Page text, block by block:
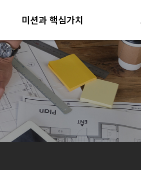
미션과 핵심가치
미션과 핵심가치
인재상